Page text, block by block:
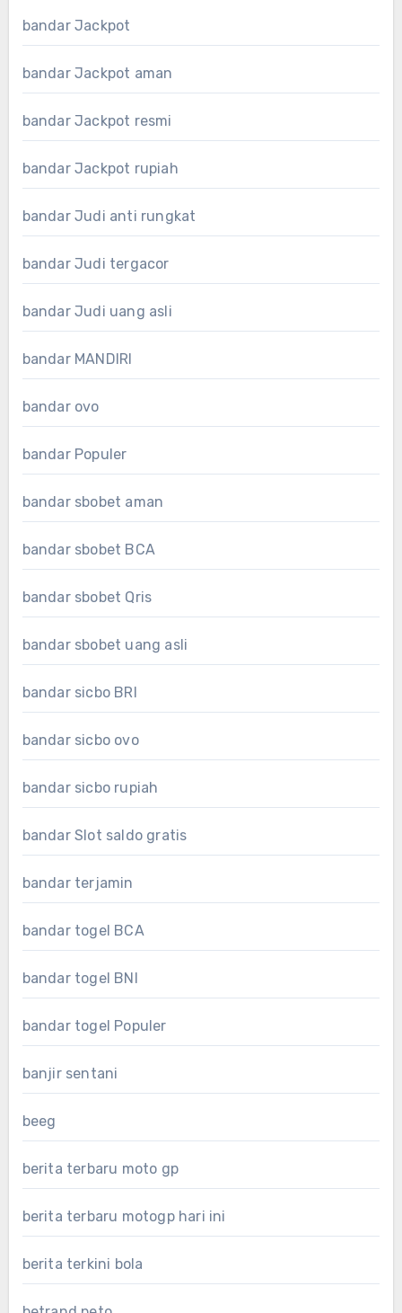
bandar Jackpot
bandar Jackpot aman
bandar Jackpot resmi
bandar Jackpot rupiah
bandar Judi anti rungkat
bandar Judi tergacor
bandar Judi uang asli
bandar MANDIRI
bandar ovo
bandar Populer
bandar sbobet aman
bandar sbobet BCA
bandar sbobet Qris
bandar sbobet uang asli
bandar sicbo BRI
bandar sicbo ovo
bandar sicbo rupiah
bandar Slot saldo gratis
bandar terjamin
bandar togel BCA
bandar togel BNI
bandar togel Populer
banjir sentani
beeg
berita terbaru moto gp
berita terbaru motogp hari ini
berita terkini bola